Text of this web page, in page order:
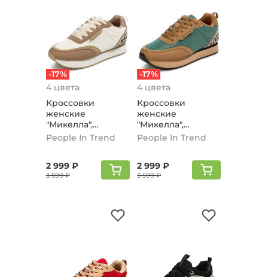
-17%
4 цвета
Кроссовки
женские
"Микелла",
Бежевый
People In Trend
2 999 ₽
3 599 ₽
-17%
4 цвета
Кроссовки
женские
"Микелла",
Зеленый
People In Trend
2 999 ₽
3 599 ₽